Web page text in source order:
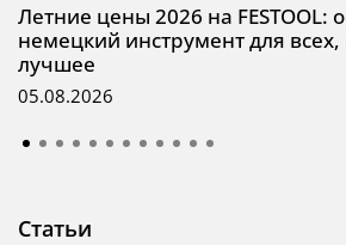
Летние цены 2026 на FESTOOL:
немецкий инструмент для
лучшее
05.08.2026
Статьи